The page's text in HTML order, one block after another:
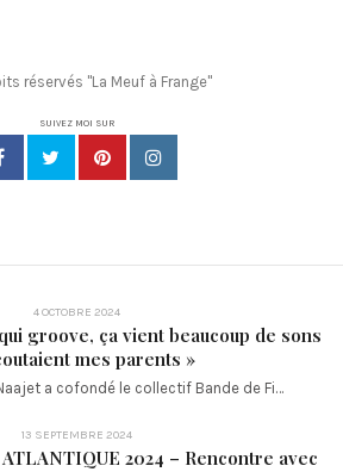
réservés "La Meuf à Frange"
SUIVEZ MOI SUR
4 OCTOBRE 2024
groove, ça vient beaucoup de sons
mes parents »
a cofondé le collectif Bande de Fi…
13 SEPTEMBRE 2024
2024 – Rencontre avec